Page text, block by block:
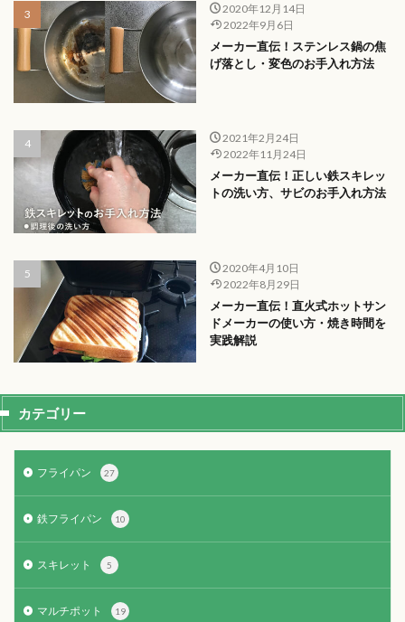
2020年12月14日
2022年9月6日
メーカー直伝！ステンレス鍋の焦
げ落とし・変色のお手入れ方法
2021年2月24日
2022年11月24日
メーカー直伝！正しい鉄スキレッ
トの洗い方、サビのお手入れ方法
2020年4月10日
2022年8月29日
メーカー直伝！直火式ホットサン
ドメーカーの使い方・焼き時間を
実践解説
カテゴリー
フライパン 27
鉄フライパン 10
スキレット 5
マルチポット 19